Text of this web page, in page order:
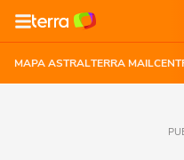
MAPA ASTRALTERRA MAIL